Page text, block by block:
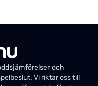
och
Vi riktar oss till